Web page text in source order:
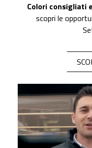
Colori consigliati
scopri le